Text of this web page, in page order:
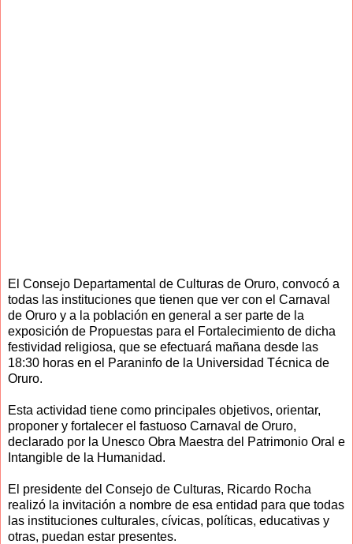
El Consejo Departamental de Culturas de Oruro, convocó a
todas las instituciones que tienen que ver con el Carnaval
de Oruro y a la población en general a ser parte de la
exposición de Propuestas para el Fortalecimiento de dicha
festividad religiosa, que se efectuará mañana desde las
18:30 horas en el Paraninfo de la Universidad Técnica de
Oruro.
Esta actividad tiene como principales objetivos, orientar,
proponer y fortalecer el fastuoso Carnaval de Oruro,
declarado por la Unesco Obra Maestra del Patrimonio Oral e
Intangible de la Humanidad.
El presidente del Consejo de Culturas, Ricardo Rocha
realizó la invitación a nombre de esa entidad para que todas
las instituciones culturales, cívicas, políticas, educativas y
otras, puedan estar presentes.